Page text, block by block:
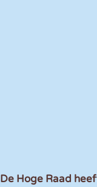
De Hoge Raad